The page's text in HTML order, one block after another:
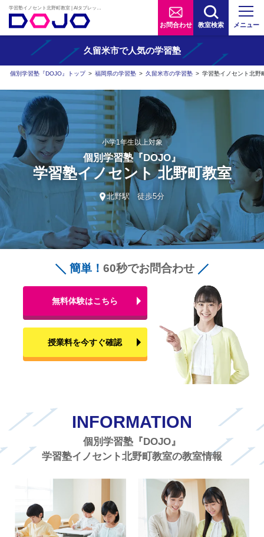
お問合わせ 教室検索 メニュー
久留米市で人気の学習塾
個別学習塾『DOJO』トップ > 福岡県の学習塾 > 久留米市の学習塾 > 学習塾イノセント北野
小学1年生以上対象
個別学習塾『DOJO』
学習塾イノセント 北野町教室
北野駅 徒歩5分
簡単！ 60秒でお問合わせ
無料体験はこちら
授業料を今すぐ確認
INFORMATION
個別学習塾『DOJO』
学習塾イノセント北野町教室の教室情報